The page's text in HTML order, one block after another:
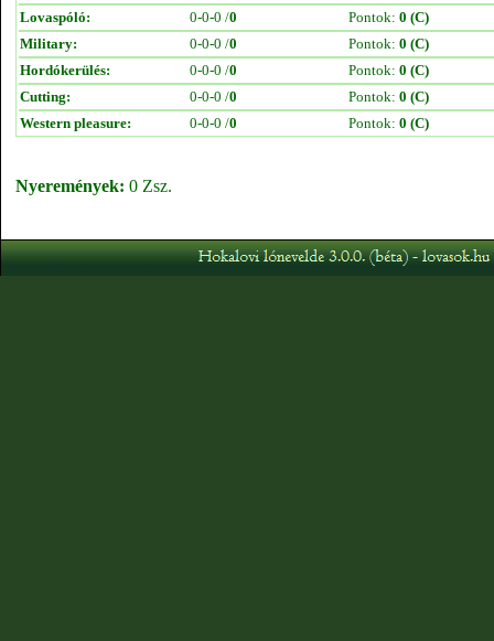
Lovaspóló:
0-0-0 /0 Pontok: 0 (C)
Military:
0-0-0 /0 Pontok: 0 (C)
Hordókerülés:
0-0-0 /0 Pontok: 0 (C)
Cutting:
0-0-0 /0 Pontok: 0 (C)
Western pleasure:
0-0-0 /0 Pontok: 0 (C)
Nyeremények: 0 Zsz.